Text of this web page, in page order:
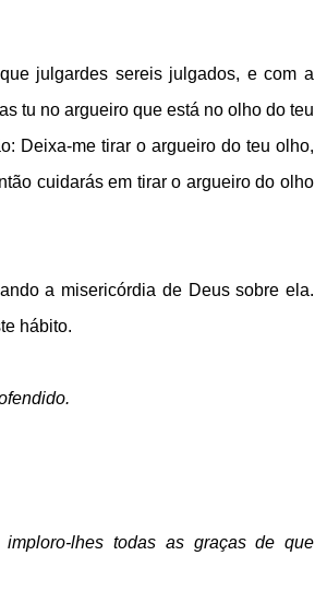
julgardes sereis julgados, e com a
tu no argueiro que está no olho do teu
Deixa-me tirar o argueiro do teu olho,
cuidarás em tirar o argueiro do olho
a misericórdia de Deus sobre ela.
hábito.
lhes todas as graças de que